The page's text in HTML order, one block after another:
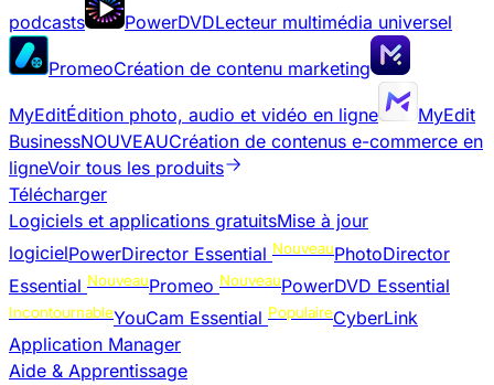
podcasts PowerDVDLecteur multimédia universel
PromeoCréation de contenu marketing
MyEditÉdition photo, audio et vidéo en ligne
MyEdit
BusinessNOUVEAUCréation de contenus e-commerce en
ligneVoir tous les produits
Télécharger
Logiciels et applications gratuitsMise à jour
logicielPowerDirector Essential NouveauPhotoDirector
Essential NouveauPromeo NouveauPowerDVD Essential
IncontournableYouCam Essential PopulaireCyberLink
Application Manager
Aide & Apprentissage